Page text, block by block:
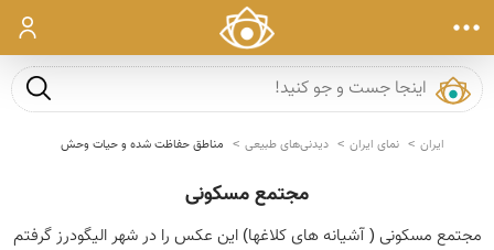
ورود
جست و
ایران نمای ایران دیدنی‌های طبیعی مناطق حفاظت شده و حیات وحش
مجتمع مسکونی
مجتمع مسكونی ( آشیانه های كلاغها) این عكس را در شهر الیگودرز گرفتم